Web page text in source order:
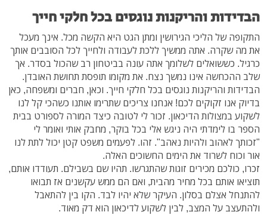
הבדידות והריקנות נוגסים בכל חלקי חייך
התקופה של הליכי הגירושין ומתן הגט היא הקשה מכל. אינך מעכל
את מה שקרה. אתה ממשיך ללכת לעבודה ולחייך לכל הסובבים אותך
כרגיל. כששואלים לשלומך אתה עונה בביטחון רב שהכול בסדר. אך
שלב ההכחשה אינו נמשך נצח. את מקומו תופסת תחושת האובדן.
הבדידות והריקנות נוגסים בכל חלקי חייך. וכאן, חברים ומשפחה, כאן
בדיוק אנו זקוקים לכם! אנחנו צריכים שתרימו אותנו כשהכי קל לנו
לשקוע במצולות הדיכאון. זכור לי לטובה כיצד המורה לספורט בבית
הספר בו לימדתי היה ניגש אלי בכל בוקר, מחבק אותי ואומר לי
"זכותך לאהוב ולהיות נאהב". זהו. לפעמים משפט קטן יכול לתת לנו
אור וכוח לשרוד את הימים החשוכים האלה.
זכרו, כולכם מכירים זוגות שהתגרשו. תהיו שם בשבילם. תעודדו אותם,
תוציאו אותם בכל מחיר מהבית, ואם הם ממש עקשנים אז תבואו
להתנחל אצלם בסלון. העיקר שלא יהיו לבד. הקו בין להתאבל
ולהתעצב על המצב, לבין לשקוע לדיכאון הוא דק מאוד.